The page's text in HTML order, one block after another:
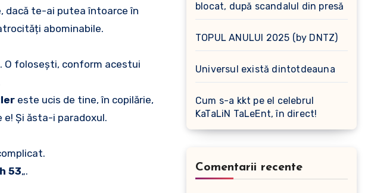
dacă te-ai putea întoarce în
abominabile.
O folosești, conform acestui
este ucis de tine, în copilărie,
Și ăsta-i paradoxul.
53„.
blocat, după scandalul din presă
TOPUL ANULUI 2025 (by DNTZ)
Universul există dintotdeauna
Cum s-a kkt pe el celebrul
KaTaLiN TaLeEnt, în direct!
Comentarii recente